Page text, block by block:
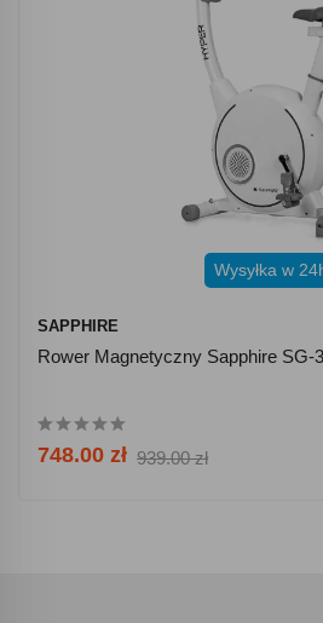
Wysyłka w
SAPPHIRE
Rower Magnetyczny Sapphire SG-
748.00 zł 939.00 zł